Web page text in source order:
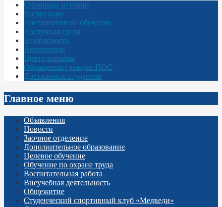
Страницы истории
Расписание
Дистанционное обучение
Доступная среда
Безопасность
Антитеррор
Центр карьеры
Обращения граждан ПОС
Достижения студентов
Главное меню
Объявления
Новости
Заочное отделение
Дополнительное образование
Целевое обучение
Обучение по охране труда
Воспитательная работа
Внеучебная деятельность
Общежитие
Студенческий спортивный клуб «Медведи»